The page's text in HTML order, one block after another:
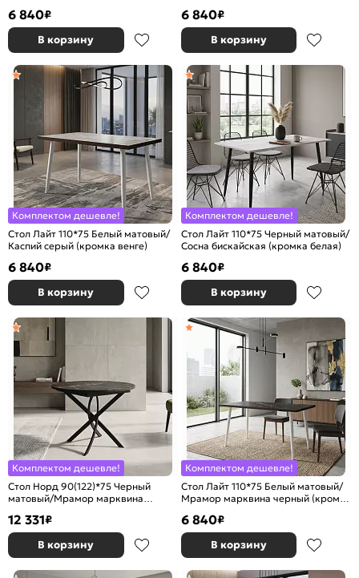
6 840₽
В корзину
6 840₽
В корзину
Комплектом дешевле!
Стол Лайт 110*75 Белый матовый/
Каспий серый (кромка венге)
6 840₽
В корзину
Комплектом дешевле!
Стол Лайт 110*75 Черный матовый/
Сосна бискайская (кромка белая)
6 840₽
В корзину
Комплектом дешевле!
Стол Норд 90(122)*75 Черный
матовый/Мрамор марквина
12 331₽
В корзину
Комплектом дешевле!
Стол Лайт 110*75 Белый матовый/
Мрамор марквина черный (кромка
6 840₽
В корзину